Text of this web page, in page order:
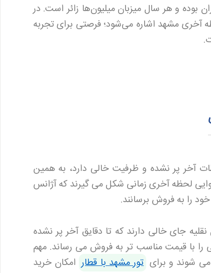
بوده و هر سال میزبان میلیون‌ها زائر است. در
آخری مشهد اشاره می‌شود؛ فرصتی برای تجربه
آخر پر نشده و ظرفیت خالی دارد، به همین
لحظه آخری زمانی شکل می گیرند که آژانس
را به فروش برسانند.
جای خالی دارند که تا دقایق آخر پر نشده
را با قیمت مناسب تر به فروش می رساند. مهم
شوند و برای تور مشهد با قطار امکان خرید